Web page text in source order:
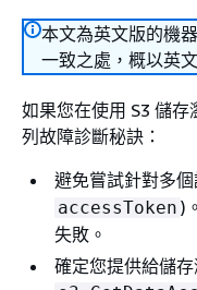
本文為英文版的機
一致之處，概以英
如果您在使用 S3 儲
列故障診斷秘訣：
避免嘗試針對多
accessToken )
失敗。
確定您提供給儲